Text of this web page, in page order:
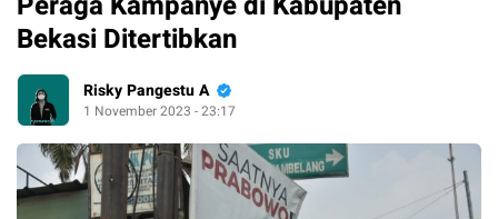
Bekasi Ditertibkan
Risky Pangestu A
1 November 2023 - 23:17